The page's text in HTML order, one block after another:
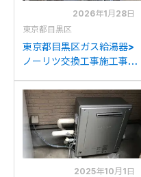
2026年1月28日
東京都目黒区
東京都目黒区ガス給湯器>
ノーリツ交換工事施工事
2028AW-1からノーリツ
GT-C2072AR BLへの交換
2025年10月1日